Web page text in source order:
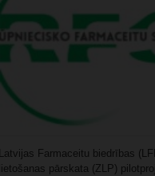
Latvijas Farmaceitu biedrības
lietošanas pārskata (ZLP)